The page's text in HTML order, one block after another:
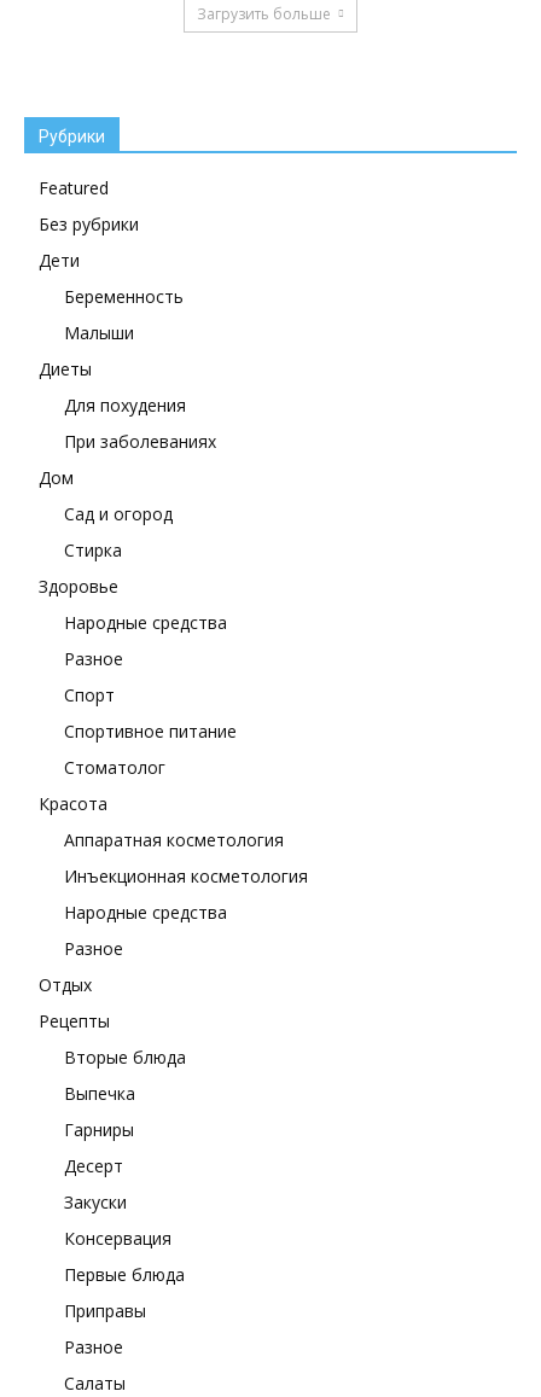
Загрузить больше
Рубрики
Featured
Без рубрики
Дети
Беременность
Малыши
Диеты
Для похудения
При заболеваниях
Дом
Сад и огород
Стирка
Здоровье
Народные средства
Разное
Спорт
Спортивное питание
Стоматолог
Красота
Аппаратная косметология
Инъекционная косметология
Народные средства
Разное
Отдых
Рецепты
Вторые блюда
Выпечка
Гарниры
Десерт
Закуски
Консервация
Первые блюда
Приправы
Разное
Салаты